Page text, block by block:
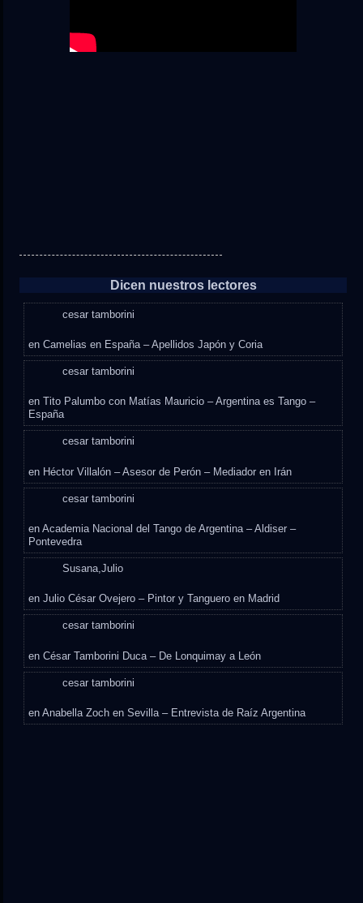
Dicen nuestros lectores
cesar tamborini
enCamelias en España – Apellidos Japón y Coria
cesar tamborini
enTito Palumbo con Matías Mauricio – Argentina es Tango –
España
cesar tamborini
en Héctor Villalón – Asesor de Perón – Mediador en Irán
cesar tamborini
enAcademia Nacional del Tango de Argentina – Aldiser –
Pontevedra
Susana,Julio
enJulio César Ovejero – Pintor y Tanguero en Madrid
cesar tamborini
enCésar Tamborini Duca – De Lonquimay a León
cesar tamborini
enAnabella Zoch en Sevilla – Entrevista de Raíz Argentina